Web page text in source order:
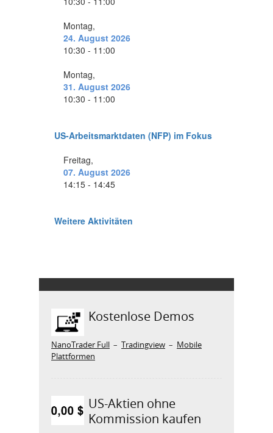
Kostenlose Demos
NanoTrader Full – Tradingview – Mobile
Plattformen
US-Aktien ohne
Kommission kaufen